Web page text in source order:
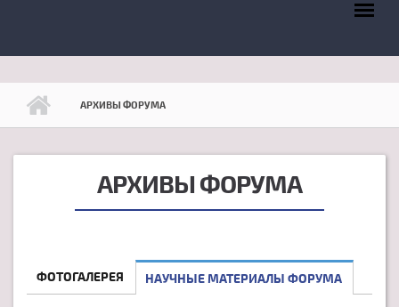
АРХИВЫ ФОРУМА
АРХИВЫ ФОРУМА
ФОТОГАЛЕРЕЯ НАУЧНЫЕ МАТЕРИАЛЫ ФОРУМА